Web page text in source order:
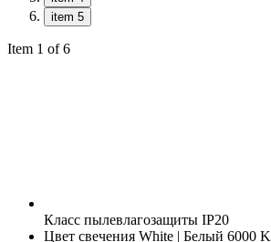
item 5
Item 1 of 6
Класс пылевлагозащиты IP20
Цвет свечения White | Белый 6000 K